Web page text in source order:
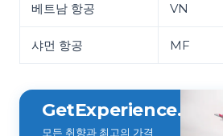
베트남 항공 VN
샤먼 항공 MF
GetExperience.com
모든 취향과 최고의 가격